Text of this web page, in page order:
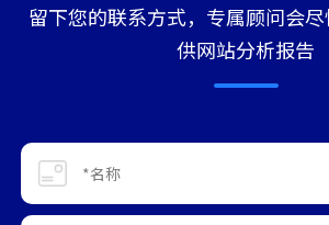
留下您的联系方式，专属顾问会
供网站分析报告